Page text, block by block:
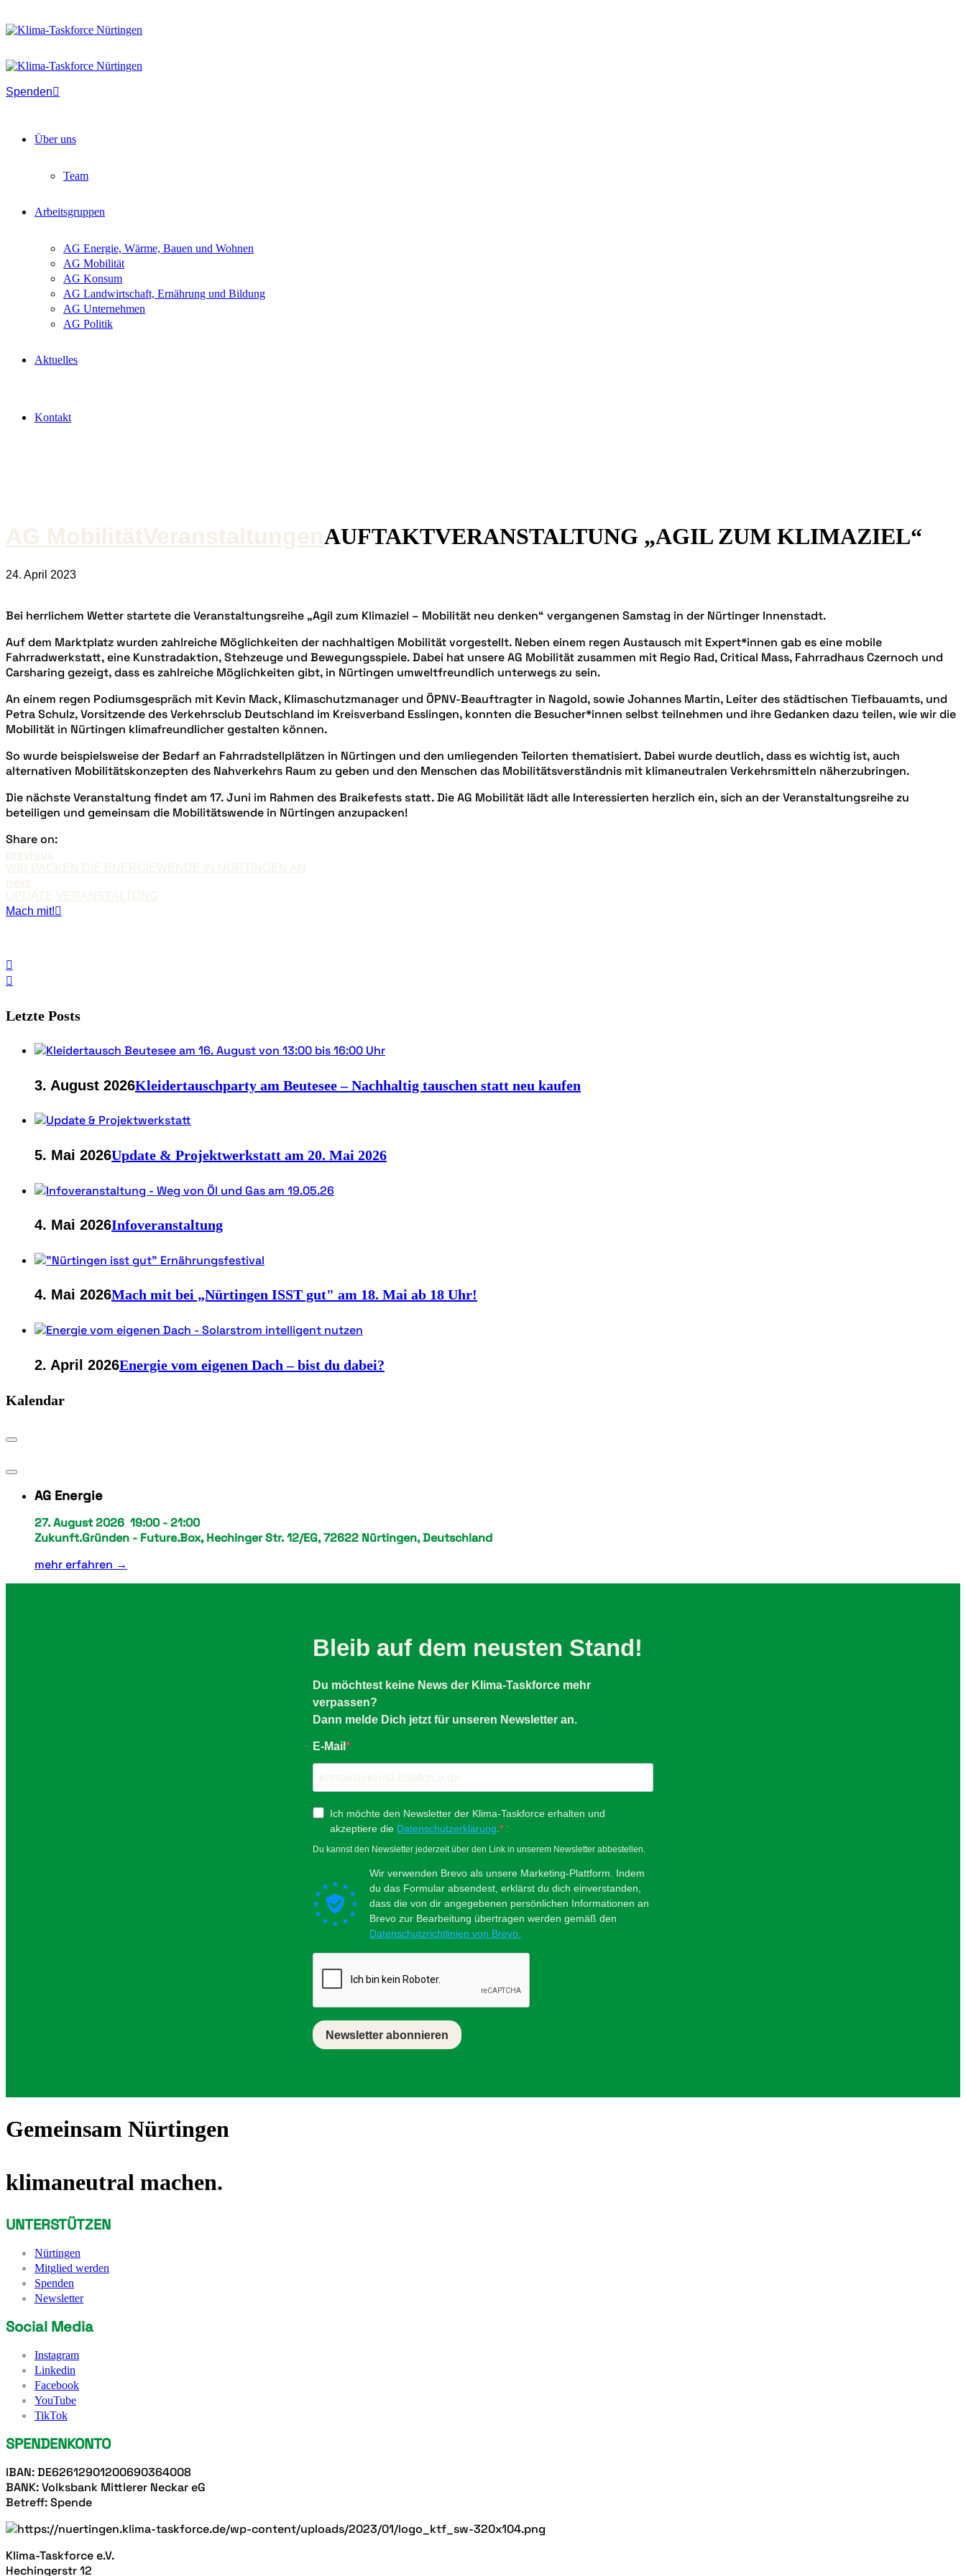
Spenden
Über uns
Team
Arbeitsgruppen
AG Energie, Wärme, Bauen und Wohnen
AG Mobilität
AG Konsum
AG Landwirtschaft, Ernährung und Bildung
AG Unternehmen
AG Politik
Aktuelles
Kontakt
AG MobilitätVeranstaltungenAUFTAKTVERANSTALTUNG „AGIL ZUM KLIMAZIEL“
24. April 2023
Bei herrlichem Wetter startete die Veranstaltungsreihe „Agil zum Klimaziel – Mobilität neu denken“ vergangenen Samstag in der Nürtinger Innenstadt.
Auf dem Marktplatz wurden zahlreiche Möglichkeiten der nachhaltigen Mobilität vorgestellt. Neben einem regen Austausch mit Expert*innen gab es eine mobile
Fahrradwerkstatt, eine Kunstradaktion, Stehzeuge und Bewegungsspiele. Dabei hat unsere AG Mobilität zusammen mit Regio Rad, Critical Mass, Fahrradhaus Czernoch und
Carsharing gezeigt, dass es zahlreiche Möglichkeiten gibt, in Nürtingen umweltfreundlich unterwegs zu sein.
An einem regen Podiumsgespräch mit Kevin Mack, Klimaschutzmanager und ÖPNV-Beauftragter in Nagold, sowie Johannes Martin, Leiter des städtischen Tiefbauamts, und
Petra Schulz, Vorsitzende des Verkehrsclub Deutschland im Kreisverband Esslingen, konnten die Besucher*innen selbst teilnehmen und ihre Gedanken dazu teilen, wie wir die
Mobilität in Nürtingen klimafreundlicher gestalten können.
So wurde beispielsweise der Bedarf an Fahrradstellplätzen in Nürtingen und den umliegenden Teilorten thematisiert. Dabei wurde deutlich, dass es wichtig ist, auch
alternativen Mobilitätskonzepten des Nahverkehrs Raum zu geben und den Menschen das Mobilitätsverständnis mit klimaneutralen Verkehrsmitteln näherzubringen.
Die nächste Veranstaltung findet am 17. Juni im Rahmen des Braikefests statt. Die AG Mobilität lädt alle Interessierten herzlich ein, sich an der Veranstaltungsreihe zu
beteiligen und gemeinsam die Mobilitätswende in Nürtingen anzupacken!
Share on:
previous
WIR PACKEN DIE ENERGIEWENDE IN NÜRTINGEN AN
next
UPDATE VERANSTALTUNG
Mach mit!
Letzte Posts
3. August 2026Kleidertauschparty am Beutesee – Nachhaltig tauschen statt neu kaufen
5. Mai 2026Update & Projektwerkstatt am 20. Mai 2026
4. Mai 2026Infoveranstaltung
4. Mai 2026Mach mit bei „Nürtingen ISST gut" am 18. Mai ab 18 Uhr!
2. April 2026Energie vom eigenen Dach – bist du dabei?
Kalendar
AG Energie
27. August 2026 19:00-21:00
Zukunft.Gründen - Future.Box, Hechinger Str. 12/EG, 72622 Nürtingen, Deutschland
mehr erfahren →
Gemeinsam Nürtingen
klimaneutral machen.
UNTERSTÜTZEN
Nürtingen
Mitglied werden
Spenden
Newsletter
Social Media
Instagram
Linkedin
Facebook
YouTube
TikTok
SPENDENKONTO
IBAN: DE62612901200690364008
BANK: Volksbank Mittlerer Neckar eG
Betreff: Spende
Klima-Taskforce e.V.
Hechingerstr 12